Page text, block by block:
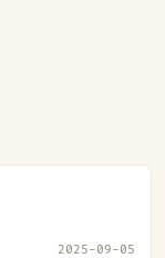
2025-09-05